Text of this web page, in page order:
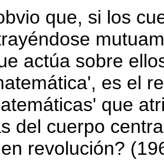
que, si los
actúa sobre
es el
que
del cuerpo
revolución?